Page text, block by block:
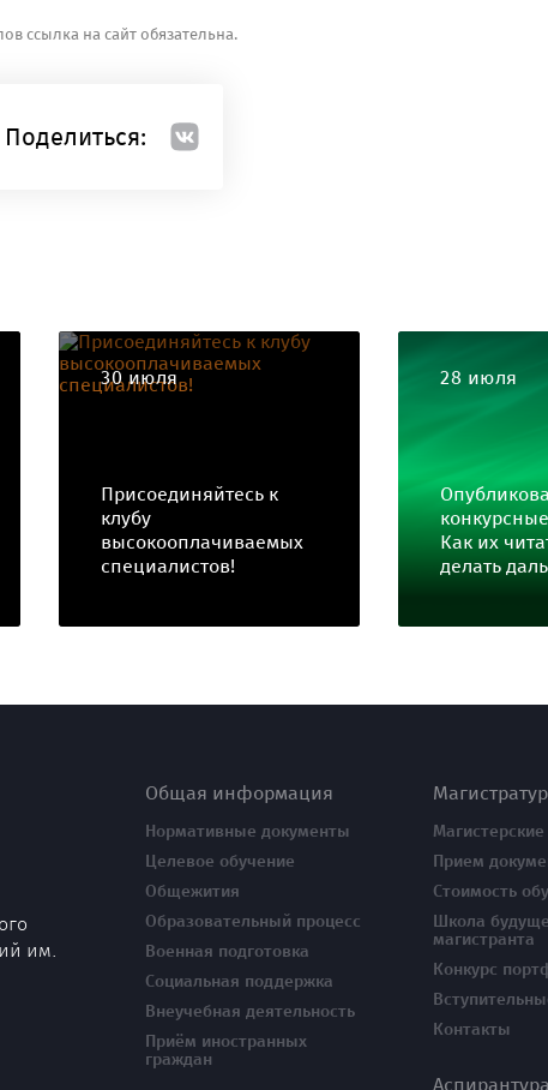
ссылка на сайт обязательна.
Поделиться:
30 июля
Присоединяйтесь к
клубу
высокооплачиваемых
специалистов!
28 июля
Как их
делать
им.
Общая информация
Нормативные документы
Целевое обучение
Общежития
Образовательный процесс
Военная подготовка
Социальная поддержка
Внеучебная деятельность
Приём иностранных
граждан
Прием
Стоимость
Школа
магистранта
Конкурс
Контакты
Аспирантура